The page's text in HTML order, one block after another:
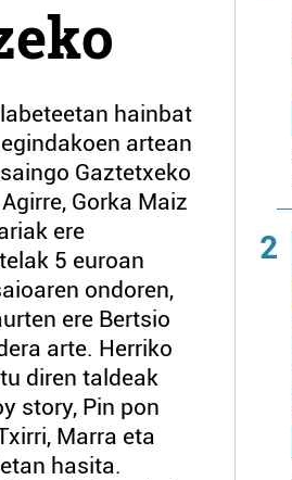
hainbat
artean
Gaztetxeko
Gorka Maiz
ere
5 euroan
ondoren,
ere Bertsio
arte. Herriko
diren taldeak
story, Pin pon
Marra eta
hasita.
2